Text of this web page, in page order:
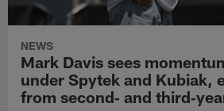
NEWS
Mark Davis sees
under Spytek and Kubiak,
from second‑ and